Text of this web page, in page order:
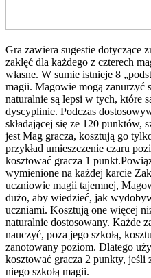
Gra zawiera sugestie dotyczące
zaklęć dla każdego z czterech
własne. W sumie istnieje 8
magii. Magowie mogą zanurzyć
naturalnie są lepsi w tych, które
dyscyplinie. Podczas
składającej się ze 120 punktów,
jest Mag gracza, kosztują go
przykład umieszczenie czaru
kosztować gracza 1
wymienione na każdej karcie
uczniowie magii tajemnej,
dużo, aby wiedzieć, jak
uczniami. Kosztują one więcej
naturalnie dostosowany. Każde
nauczyć, poza jego szkołą,
zanotowany poziom. Dlatego
kosztować gracza 2 punkty, jeśli
niego szkołą magii.